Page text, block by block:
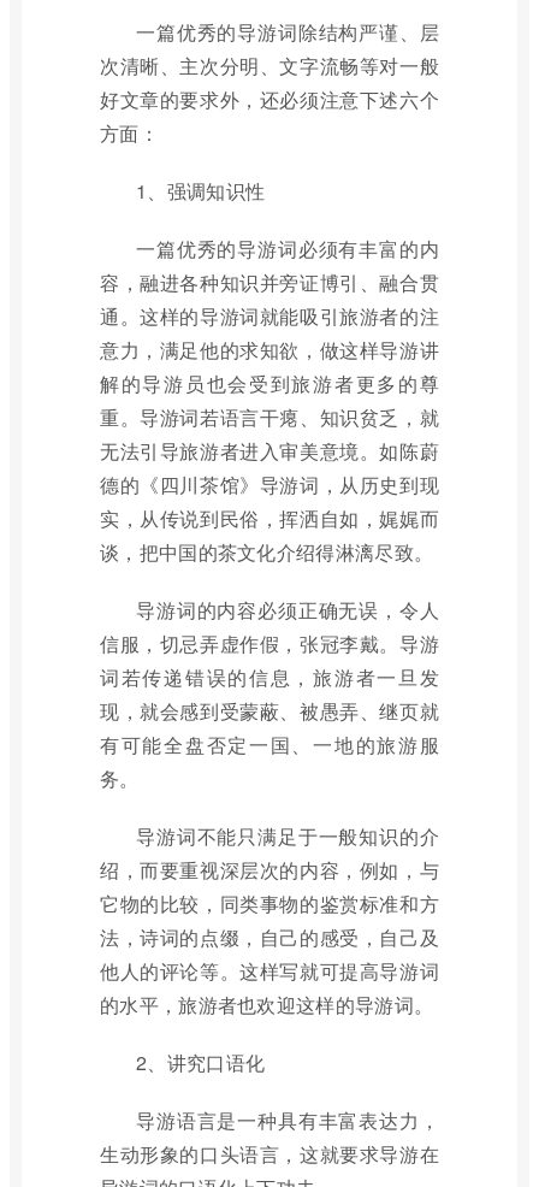
一篇优秀的导游词除结构严谨、层
次清晰、主次分明、文字流畅等对一般
好文章的要求外，还必须注意下述六个
方面：
1、强调知识性
一篇优秀的导游词必须有丰富的内
容，融进各种知识并旁证博引、融合贯
通。这样的导游词就能吸引旅游者的注
意力，满足他的求知欲，做这样导游讲
解的导游员也会受到旅游者更多的尊
重。导游词若语言干瘪、知识贫乏，就
无法引导旅游者进入审美意境。如陈蔚
德的《四川茶馆》导游词，从历史到现
实，从传说到民俗，挥洒自如，娓娓而
谈，把中国的茶文化介绍得淋漓尽致。
导游词的内容必须正确无误，令人
信服，切忌弄虚作假，张冠李戴。导游
词若传递错误的信息，旅游者一旦发
现，就会感到受蒙蔽、被愚弄、继页就
有可能全盘否定一国、一地的旅游服
务。
导游词不能只满足于一般知识的介
绍，而要重视深层次的内容，例如，与
它物的比较，同类事物的鉴赏标准和方
法，诗词的点缀，自己的感受，自己及
他人的评论等。这样写就可提高导游词
的水平，旅游者也欢迎这样的导游词。
2、讲究口语化
导游语言是一种具有丰富表达力，
生动形象的口头语言，这就要求导游在